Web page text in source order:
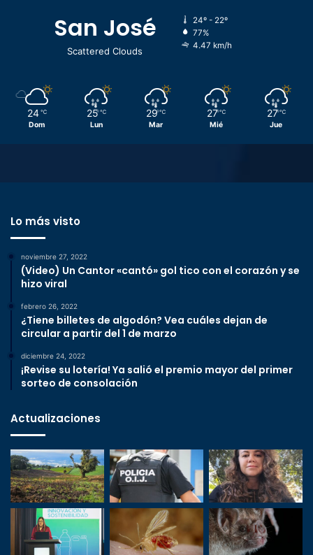
San José
Scattered Clouds
24º - 22º
77%
4.47 km/h
24 ℃
Dom
25 ℃
Lun
29 ℃
Mar
27 ℃
Mié
27 ℃
Jue
Lo más visto
noviembre 27, 2022
(Video) Un Cantor «cantó» gol tico con el corazón y se
hizo viral
febrero 26, 2022
¿Tiene billetes de algodón? Vea cuáles dejan de
circular a partir del 1 de marzo
diciembre 24, 2022
¡Revise su lotería! Ya salió el premio mayor del primer
sorteo de consolación
Actualizaciones